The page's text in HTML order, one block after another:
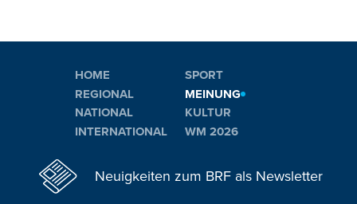
HOME
REGIONAL
NATIONAL
INTERNATIONAL
SPORT
MEINUNG
KULTUR
WM 2026
Neuigkeiten zum BRF als Newsletter